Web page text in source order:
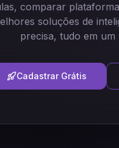
comparar
soluções de
precisa, tudo em um
Cadastrar Grátis